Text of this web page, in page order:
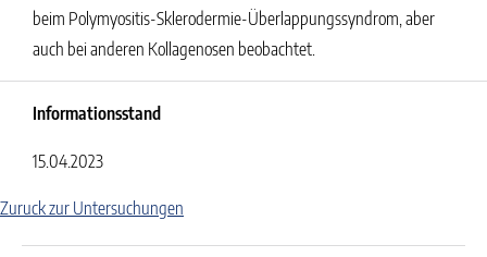
beim Polymyositis-Sklerodermie-Überlappungssyndrom, aber
auch bei anderen Kollagenosen beobachtet.
Informationsstand
15.04.2023
Zuruck zur Untersuchungen